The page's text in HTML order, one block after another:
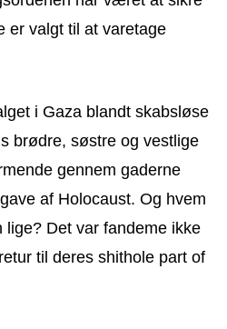
er valgt til at varetage
i Gaza blandt skabsløse
brødre, søstre og vestlige
gennem gaderne
af Holocaust. Og hvem
lige? Det var fandeme ikke
til deres shithole part of